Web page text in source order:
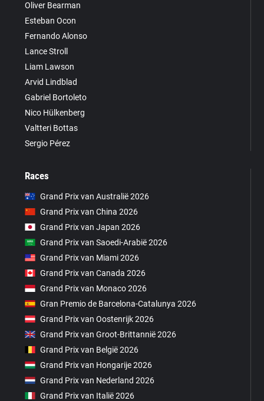
Oliver Bearman
Esteban Ocon
Fernando Alonso
Lance Stroll
Liam Lawson
Arvid Lindblad
Gabriel Bortoleto
Nico Hülkenberg
Valtteri Bottas
Sergio Pérez
Races
Grand Prix van Australië 2026
Grand Prix van China 2026
Grand Prix van Japan 2026
Grand Prix van Saoedi-Arabië 2026
Grand Prix van Miami 2026
Grand Prix van Canada 2026
Grand Prix van Monaco 2026
Gran Premio de Barcelona-Catalunya 2026
Grand Prix van Oostenrijk 2026
Grand Prix van Groot-Brittannië 2026
Grand Prix van België 2026
Grand Prix van Hongarije 2026
Grand Prix van Nederland 2026
Grand Prix van Italië 2026